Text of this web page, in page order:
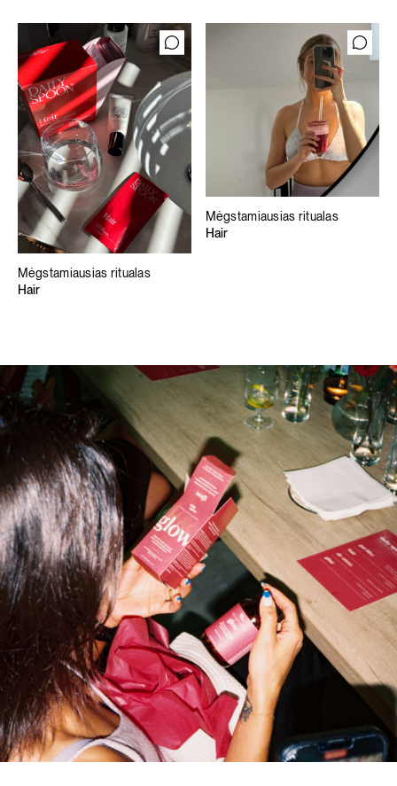
Mėgstamiausias ritualas
Hair
Mėgstamiausias ritualas
Hair